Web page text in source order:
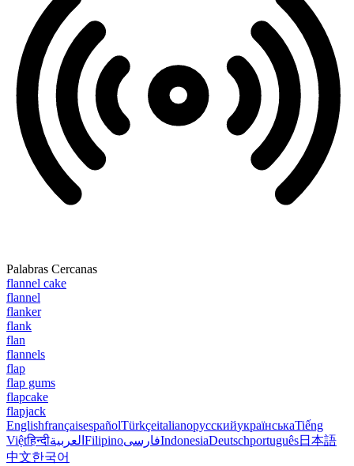
Palabras Cercanas
flannel cake
flannel
flanker
flank
flan
flannels
flap
flap gums
flapcake
flapjack
EnglishfrançaisespañolTürkçeitalianoрусскийукраїнськаTiếng
Việtहिन्दीالعربية FilipinoفارسیIndonesiaDeutschportuguês日本語
中文한국어